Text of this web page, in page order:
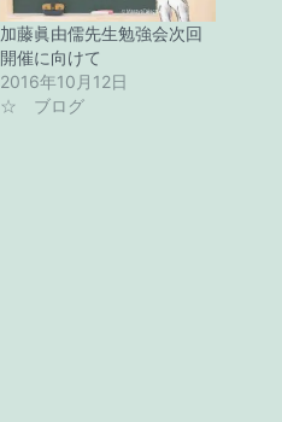
加藤眞由儒先生勉強会次回
開催に向けて
2016年10月12日
☆ ブログ